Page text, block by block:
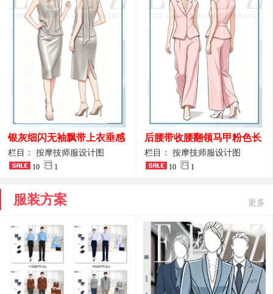
银灰细闪无袖飘带上衣垂感
开叉中长裙 星级酒店前厅礼
仪高级全套工作服
栏目： 按摩技师服设计图
10 1
后腰带收腰翻领马甲粉色长
裤套装 美容门店前台主管精
致高级工装
栏目： 按摩技师服设计图
10 1
服装方案 更多